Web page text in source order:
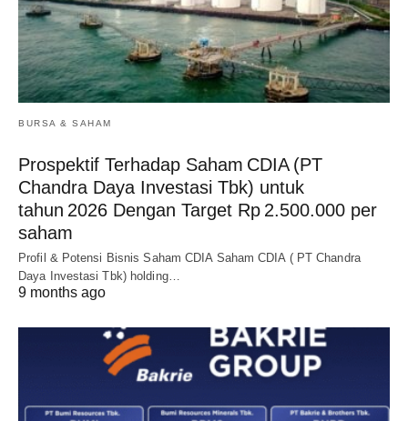
BURSA & SAHAM
Prospektif Terhadap Saham CDIA (PT
Chandra Daya Investasi Tbk) untuk
tahun 2026 Dengan Target Rp 2.500.000 per
saham
Profil & Potensi Bisnis Saham CDIA Saham CDIA ( PT Chandra
Daya Investasi Tbk) holding…
9 months ago